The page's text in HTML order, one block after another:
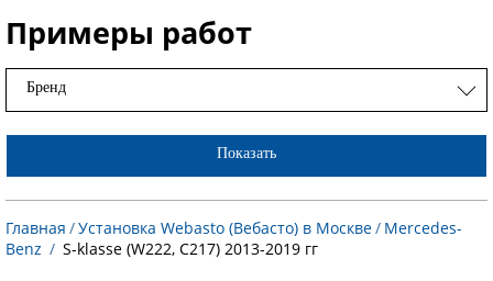
Примеры работ
Бренд
Показать
Главная /Установка Webasto (Вебасто) в Москве/ Mercedes-
Benz / S-klasse (W222, C217) 2013-2019 гг